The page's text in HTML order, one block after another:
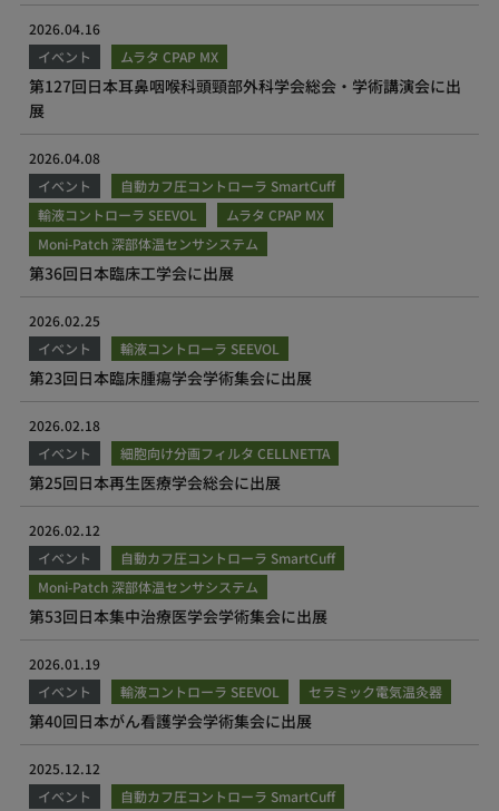
2026.04.16
イベント
ムラタ CPAP MX
第127回日本耳鼻咽喉科頭頸部外科学会総会・学術講演会に出
展
2026.04.08
イベント
自動カフ圧コントローラ SmartCuff
輸液コントローラ SEEVOL
ムラタ CPAP MX
Moni-Patch 深部体温センサシステム
第36回日本臨床工学会に出展
2026.02.25
イベント
輸液コントローラ SEEVOL
第23回日本臨床腫瘍学会学術集会に出展
2026.02.18
イベント
細胞向け分画フィルタ CELLNETTA
第25回日本再生医療学会総会に出展
2026.02.12
イベント
自動カフ圧コントローラ SmartCuff
Moni-Patch 深部体温センサシステム
第53回日本集中治療医学会学術集会に出展
2026.01.19
イベント
輸液コントローラ SEEVOL セラミック電気温灸器
第40回日本がん看護学会学術集会に出展
2025.12.12
イベント
自動カフ圧コントローラ SmartCuff